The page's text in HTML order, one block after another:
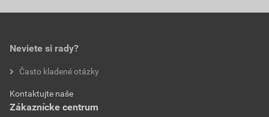
0,0
hodnotilo 0 užívateľov
Neviete si rady?
Často kladené otázky
Kontaktujte naše
Zákaznícke centrum